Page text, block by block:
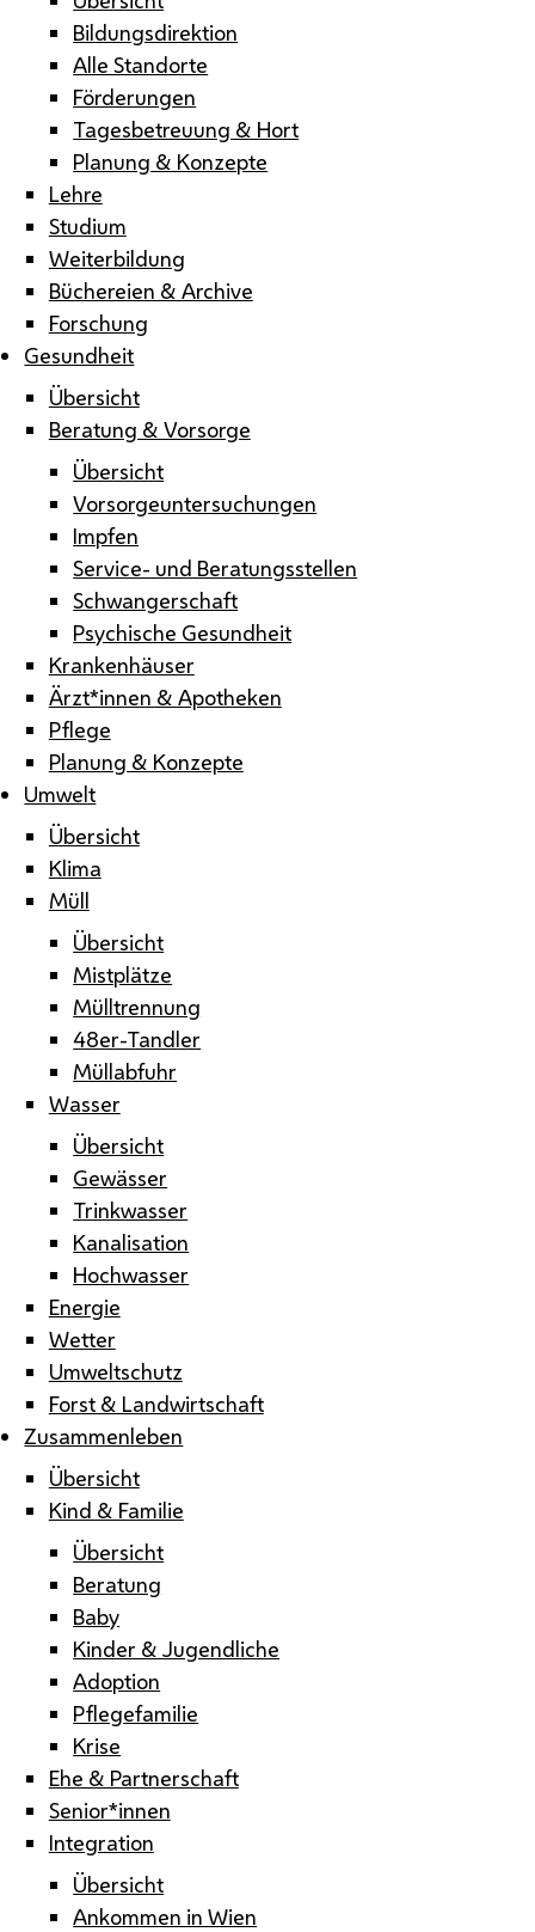
Bildungsdirektion
Alle Standorte
Förderungen
Tagesbetreuung & Hort
Planung & Konzepte
Lehre
Studium
Weiterbildung
Büchereien & Archive
Forschung
Gesundheit
Übersicht
Beratung & Vorsorge
Übersicht
Vorsorgeuntersuchungen
Impfen
Service- und Beratungsstellen
Schwangerschaft
Psychische Gesundheit
Krankenhäuser
Ärzt*innen & Apotheken
Pflege
Planung & Konzepte
Umwelt
Übersicht
Klima
Müll
Übersicht
Mistplätze
Mülltrennung
48er-Tandler
Müllabfuhr
Wasser
Übersicht
Gewässer
Trinkwasser
Kanalisation
Hochwasser
Energie
Wetter
Umweltschutz
Forst & Landwirtschaft
Zusammenleben
Übersicht
Kind & Familie
Übersicht
Beratung
Baby
Kinder & Jugendliche
Adoption
Pflegefamilie
Krise
Ehe & Partnerschaft
Senior*innen
Integration
Übersicht
Ankommen in Wien